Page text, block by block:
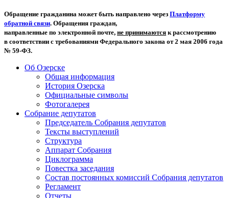
Обращение гражданина может быть направлено через Платформу
обратной связи. Обращения граждан,
направленные по электронной почте, не принимаются к рассмотрению
в соответствии с требованиями Федерального закона от 2 мая 2006 года
№ 59-ФЗ.
Об Озерске
Общая информация
История Озерска
Официальные символы
Фотогалерея
Собрание депутатов
Председатель Собрания депутатов
Тексты выступлений
Структура
Аппарат Собрания
Циклограмма
Повестка заседания
Состав постоянных комиссий Собрания депутатов
Регламент
Отчеты